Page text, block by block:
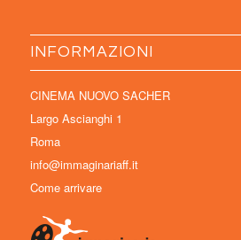
INFORMAZIONI
CINEMA NUOVO SACHER
Largo Ascianghi 1
Roma
info@immaginariaff.it
Come arrivare